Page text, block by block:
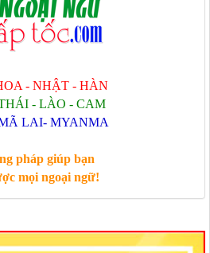
- NHẬT - HÀN
- LÀO - CAM
LAI- MYANMA
pháp giúp bạn
mọi ngoại ngữ!